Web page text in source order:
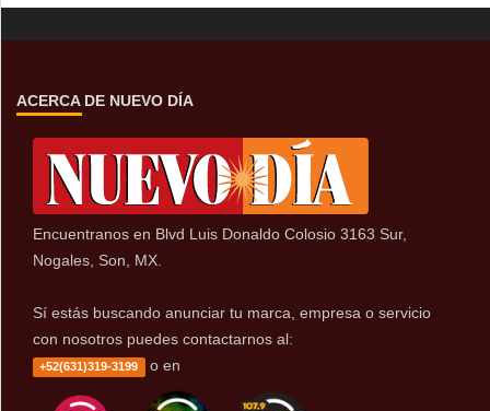
ACERCA DE NUEVO DÍA
Encuentranos en Blvd Luis Donaldo Colosio 3163 Sur,
Nogales, Son, MX.
Sí estás buscando anunciar tu marca, empresa o servicio
con nosotros puedes contactarnos al:
+52(631)319-3199 o en